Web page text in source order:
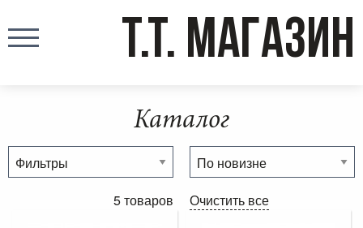
T.T. МАГАЗИН
Каталог
5 товаров Очистить все